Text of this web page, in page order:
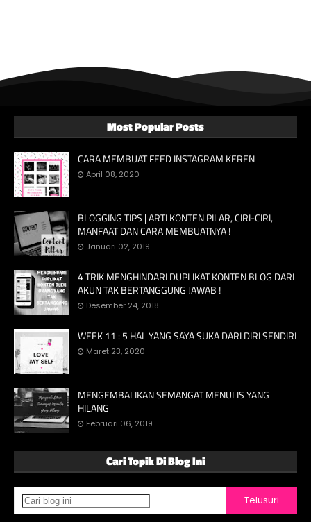
Most Popular Posts
CARA MEMBUAT FEED INSTAGRAM KEREN
April 08, 2020
BLOGGING TIPS | ARTI KONTEN PILAR, CIRI-CIRI,
MANFAAT DAN CARA MEMBUATNYA !
Januari 02, 2019
4 TRIK MENGHINDARI DUPLIKAT KONTEN BLOG DARI
AKUN TAK BERTANGGUNG JAWAB !
Desember 24, 2018
WEEK 11 : 5 HAL YANG SAYA SUKA DARI DIRI SENDIRI
Maret 23, 2020
MENGEMBALIKAN SEMANGAT MENULIS YANG
HILANG
Februari 06, 2019
Cari Topik Di Blog Ini